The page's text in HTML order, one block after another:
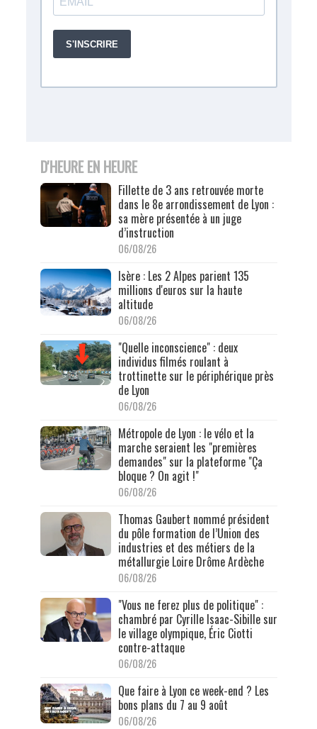
D'HEURE EN HEURE
Fillette de 3 ans retrouvée morte
dans le 8e arrondissement de Lyon :
sa mère présentée à un juge
d’instruction
06/08/26
Isère : Les 2 Alpes parient 135
millions d'euros sur la haute
altitude
06/08/26
"Quelle inconscience" : deux
individus filmés roulant à
trottinette sur le périphérique près
de Lyon
06/08/26
Métropole de Lyon : le vélo et la
marche seraient les "premières
demandes" sur la plateforme "Ça
bloque ? On agit !"
06/08/26
Thomas Gaubert nommé président
du pôle formation de l’Union des
industries et des métiers de la
métallurgie Loire Drôme Ardèche
06/08/26
"Vous ne ferez plus de politique" :
chambré par Cyrille Isaac-Sibille sur
le village olympique, Éric Ciotti
contre-attaque
06/08/26
Que faire à Lyon ce week-end ? Les
bons plans du 7 au 9 août
06/08/26